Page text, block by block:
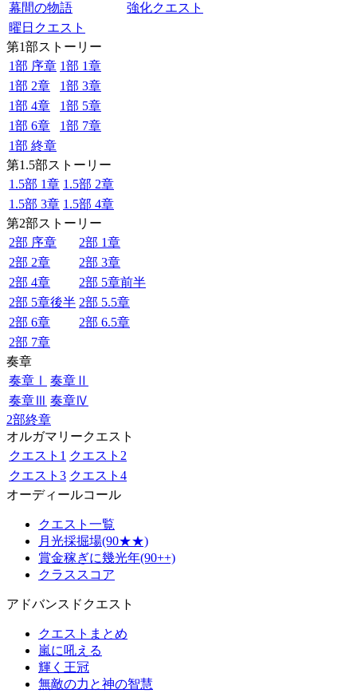
幕間の物語
強化クエスト
曜日クエスト
第1部ストーリー
1部 序章 1部 1章
1部 2章
1部 3章
1部 4章
1部 5章
1部 6章
1部 7章
1部 終章
第1.5部ストーリー
1.5部 1章 1.5部 2章
1.5部 3章 1.5部 4章
第2部ストーリー
2部 序章
2部 1章
2部 2章
2部 3章
2部 4章
2部 5章前半
2部 5章後半 2部 5.5章
2部 6章
2部 6.5章
2部 7章
奏章
奏章Ⅰ
奏章Ⅱ
奏章Ⅲ 奏章Ⅳ
2部終章
オルガマリークエスト
クエスト1 クエスト2
クエスト3 クエスト4
オーディールコール
クエスト一覧
月光採掘場(90★★)
賞金稼ぎに幾光年(90++)
クラススコア
アドバンスドクエスト
クエストまとめ
嵐に吼える
輝く王冠
無敵の力と神の智慧